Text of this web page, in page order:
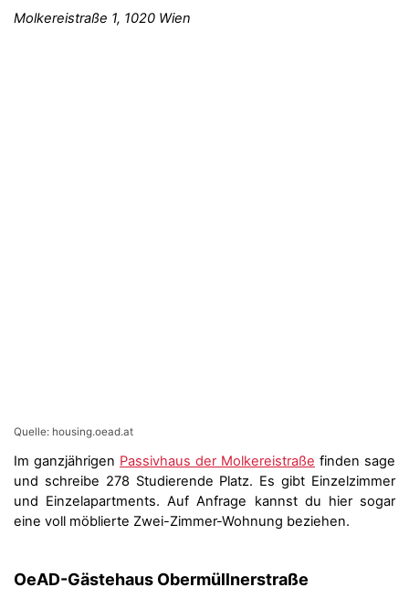
Molkereistraße 1, 1020 Wien
Quelle: housing.oead.at
Im ganzjährigen Passivhaus der Molkereistraße finden sage
und schreibe 278 Studierende Platz. Es gibt Einzelzimmer
und Einzelapartments. Auf Anfrage kannst du hier sogar
eine voll möblierte Zwei-Zimmer-Wohnung beziehen.
OeAD-Gästehaus Obermüllnerstraße